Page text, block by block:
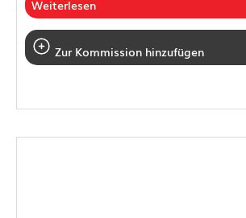
Weiterlesen
Zur Kommission hinzufügen